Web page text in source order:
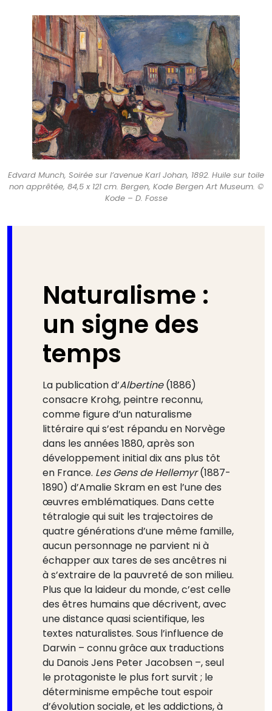
Edvard Munch, Soirée sur l’avenue Karl Johan, 1892. Huile sur toile
non apprêtée, 84,5 x 121 cm. Bergen, Kode Bergen Art Museum. ©
Kode – D. Fosse
Naturalisme :
un signe des
temps
La publication d’Albertine(1886)
consacre Krohg, peintre reconnu,
comme figure d’un naturalisme
littéraire qui s’est répandu en Norvège
dans les années 1880, après son
développement initial dix ans plus tôt
en France. Les Gens de Hellemyr(1887-
1890) d’Amalie Skram en est l’une des
œuvres emblématiques. Dans cette
tétralogie qui suit les trajectoires de
quatre générations d’une même famille,
aucun personnage ne parvient ni à
échapper aux tares de ses ancêtres ni
à s’extraire de la pauvreté de son milieu.
Plus que la laideur du monde, c’est celle
des êtres humains que décrivent, avec
une distance quasi scientifique, les
textes naturalistes. Sous l’influence de
Darwin – connu grâce aux traductions
du Danois Jens Peter Jacobsen –, seul
le protagoniste le plus fort survit ; le
déterminisme empêche tout espoir
d’évolution sociale, et les addictions, à